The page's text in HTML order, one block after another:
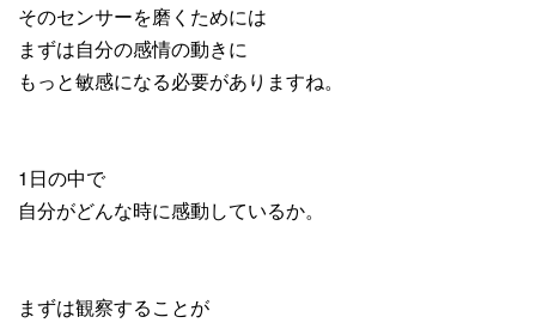
そのセンサーを磨くためには
まずは自分の感情の動きに
もっと敏感になる必要がありますね。
1日の中で
自分がどんな時に感動しているか。
まずは観察することが